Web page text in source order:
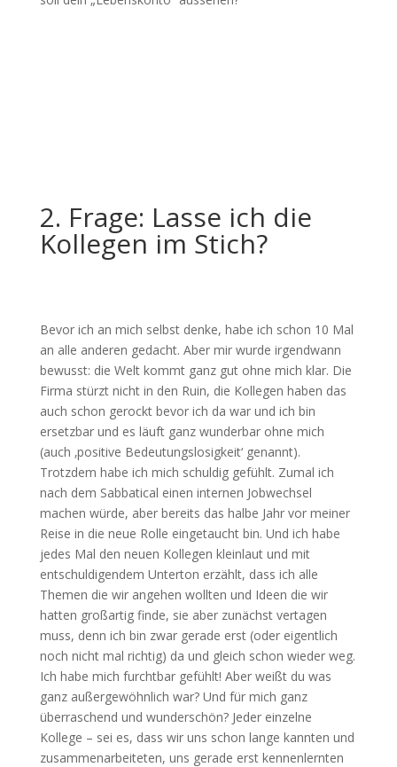
2. Frage: Lasse ich die
Kollegen im Stich?
Bevor ich an mich selbst denke, habe ich schon 10 Mal
an alle anderen gedacht. Aber mir wurde irgendwann
bewusst: die Welt kommt ganz gut ohne mich klar. Die
Firma stürzt nicht in den Ruin, die Kollegen haben das
auch schon gerockt bevor ich da war und ich bin
ersetzbar und es läuft ganz wunderbar ohne mich
(auch ‚positive Bedeutungslosigkeit‘ genannt).
Trotzdem habe ich mich schuldig gefühlt. Zumal ich
nach dem Sabbatical einen internen Jobwechsel
machen würde, aber bereits das halbe Jahr vor meiner
Reise in die neue Rolle eingetaucht bin. Und ich habe
jedes Mal den neuen Kollegen kleinlaut und mit
entschuldigendem Unterton erzählt, dass ich alle
Themen die wir angehen wollten und Ideen die wir
hatten großartig finde, sie aber zunächst vertagen
muss, denn ich bin zwar gerade erst (oder eigentlich
noch nicht mal richtig) da und gleich schon wieder weg.
Ich habe mich furchtbar gefühlt! Aber weißt du was
ganz außergewöhnlich war? Und für mich ganz
überraschend und wunderschön? Jeder einzelne
Kollege – sei es, dass wir uns schon lange kannten und
zusammenarbeiteten, uns gerade erst kennenlernten